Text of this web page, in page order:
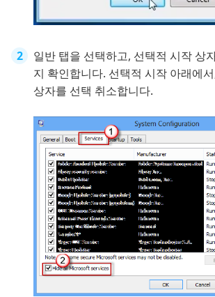
일반 탭을 선택하고, 선택적 시작 상
지 확인합니다. 선택적 시작 아래에
상자를 선택 취소합니다.